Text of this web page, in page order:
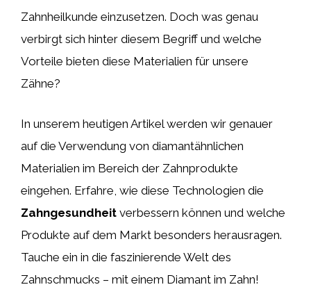
Zahnheilkunde einzusetzen. Doch was genau
verbirgt sich hinter diesem Begriff und welche
Vorteile bieten diese Materialien für unsere
Zähne?
In unserem heutigen Artikel werden wir genauer
auf die Verwendung von diamantähnlichen
Materialien im Bereich der Zahnprodukte
eingehen. Erfahre, wie diese Technologien die
Zahngesundheit verbessern können und welche
Produkte auf dem Markt besonders herausragen.
Tauche ein in die faszinierende Welt des
Zahnschmucks – mit einem Diamant im Zahn!